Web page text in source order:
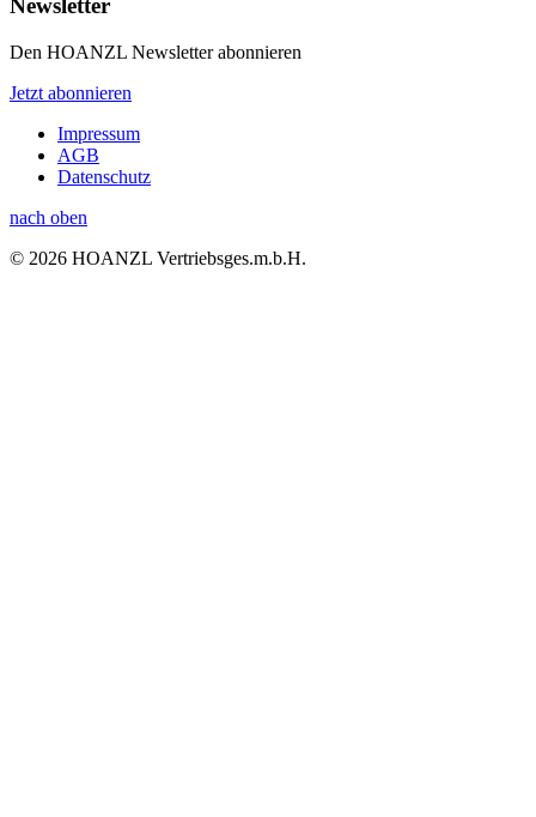
Newsletter
Den HOANZL Newsletter abonnieren
Jetzt abonnieren
Impressum
AGB
Datenschutz
nach oben
© 2026 HOANZL Vertriebsges.m.b.H.